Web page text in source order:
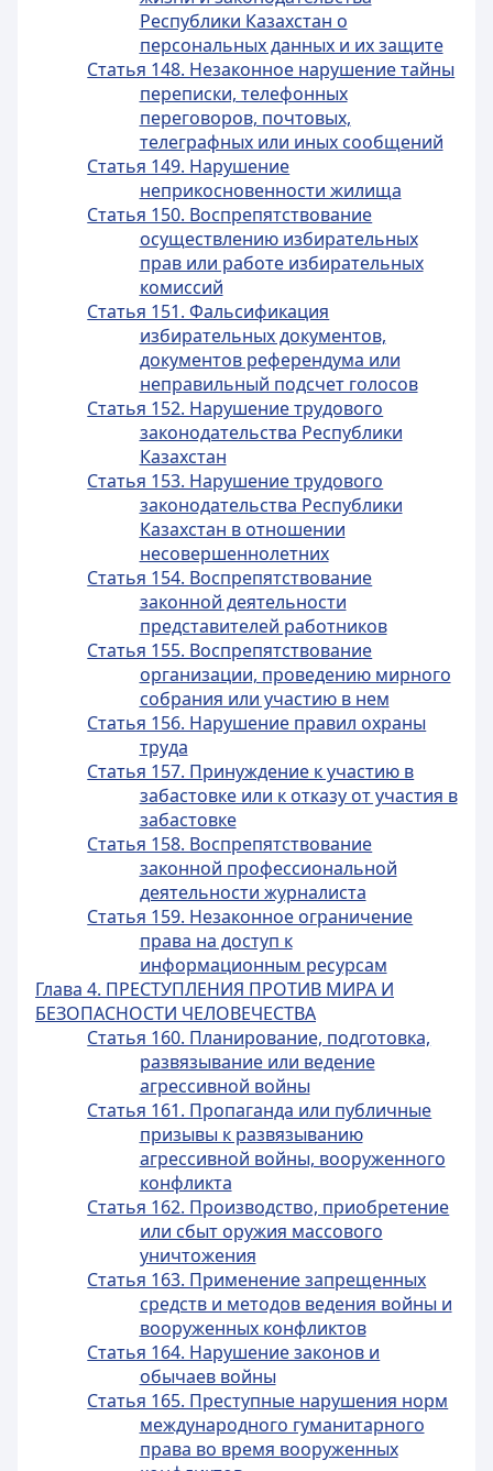
Республики Казахстан о
персональных данных и их защите
Статья 148. Незаконное нарушение тайны
переписки, телефонных
переговоров, почтовых,
телеграфных или иных сообщений
Статья 149. Нарушение
неприкосновенности жилища
Статья 150. Воспрепятствование
осуществлению избирательных
прав или работе избирательных
комиссий
Статья 151. Фальсификация
избирательных документов,
документов референдума или
неправильный подсчет голосов
Статья 152. Нарушение трудового
законодательства Республики
Казахстан
Статья 153. Нарушение трудового
законодательства Республики
Казахстан в отношении
несовершеннолетних
Статья 154. Воспрепятствование
законной деятельности
представителей работников
Статья 155. Воспрепятствование
организации, проведению мирного
собрания или участию в нем
Статья 156. Нарушение правил охраны
труда
Статья 157. Принуждение к участию в
забастовке или к отказу от участия в
забастовке
Статья 158. Воспрепятствование
законной профессиональной
деятельности журналиста
Статья 159. Незаконное ограничение
права на доступ к
информационным ресурсам
Глава 4. ПРЕСТУПЛЕНИЯ ПРОТИВ МИРА И
БЕЗОПАСНОСТИ ЧЕЛОВЕЧЕСТВА
Статья 160. Планирование, подготовка,
развязывание или ведение
агрессивной войны
Статья 161. Пропаганда или публичные
призывы к развязыванию
агрессивной войны, вооруженного
конфликта
Статья 162. Производство, приобретение
или сбыт оружия массового
уничтожения
Статья 163. Применение запрещенных
средств и методов ведения войны и
вооруженных конфликтов
Статья 164. Нарушение законов и
обычаев войны
Статья 165. Преступные нарушения норм
международного гуманитарного
права во время вооруженных